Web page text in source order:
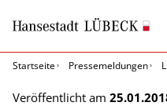
Startseite
Pressemeldungen
Veröffentlicht am